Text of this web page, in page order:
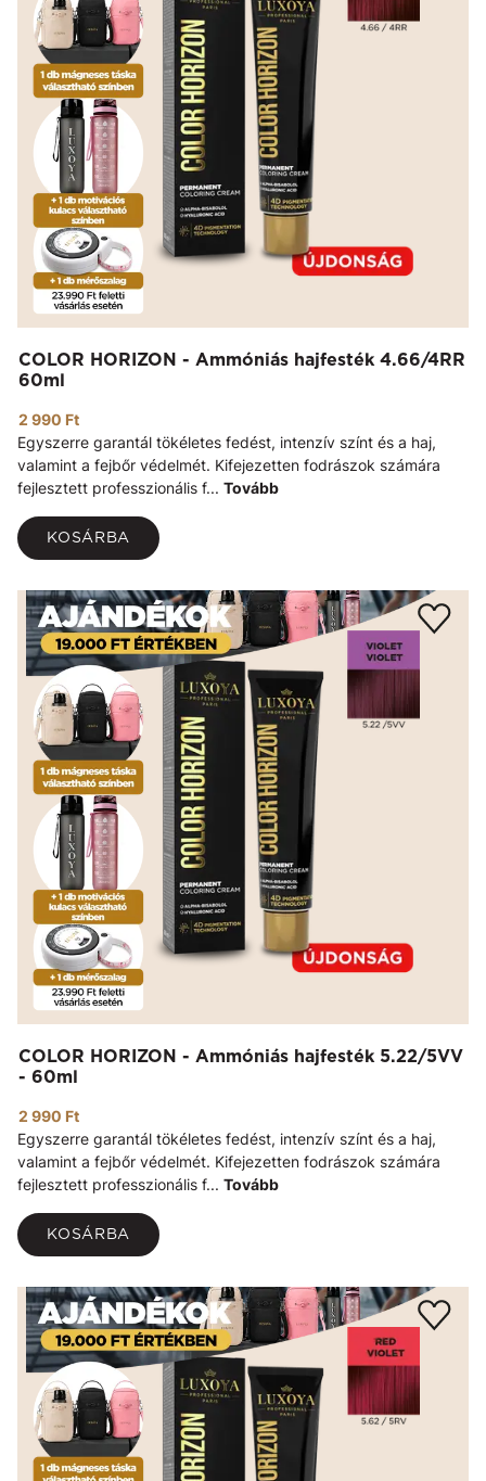
COLOR HORIZON - Ammóniás hajfesték 4.66/4RR
60ml
2 990 Ft
Egyszerre garantál tökéletes fedést, intenzív színt és a haj,
valamint a fejbőr védelmét. Kifejezetten fodrászok számára
fejlesztett professzionális f... Tovább
KOSÁRBA
COLOR HORIZON - Ammóniás hajfesték 5.22/5VV
- 60ml
2 990 Ft
Egyszerre garantál tökéletes fedést, intenzív színt és a haj,
valamint a fejbőr védelmét. Kifejezetten fodrászok számára
fejlesztett professzionális f... Tovább
KOSÁRBA